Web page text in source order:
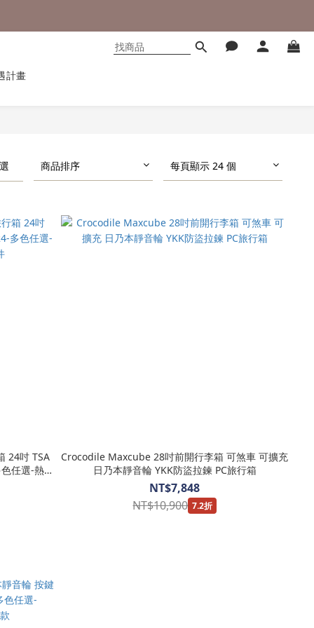
計畫
商品排序 每頁顯示 24 個
24吋 TSA
任選-熱銷
Crocodile Maxcube 28吋前開行李箱 可煞車 可擴充
日乃本靜音輪 YKK防盜拉鍊 PC旅行箱
NT$7,848
NT$10,900 7.2折